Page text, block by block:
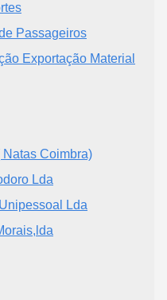
Passageiros
Exportação Material
Coimbra)
Lda
Lda